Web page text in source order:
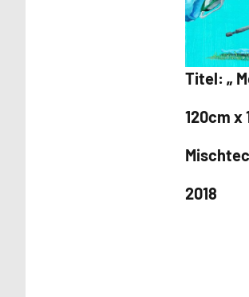
Titel: „
120cm x
2018